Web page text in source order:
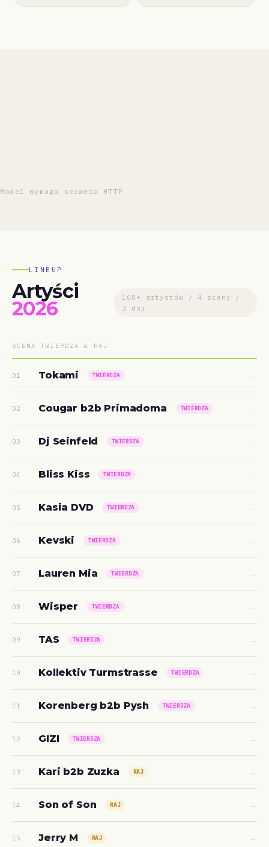
Model wymaga serwera HTTP
LINEUP
Artyści
2026
100+ artystów / 4 sceny /
3 dni
SCENA TWIERDZA & RAJ
01 Tokami TWIERDZA →
02 Cougar b2b Primadoma TWIERDZA →
03 Dj Seinfeld TWIERDZA →
04 Bliss Kiss TWIERDZA →
05 Kasia DVD TWIERDZA →
06 Kevski TWIERDZA →
07 Lauren Mia TWIERDZA →
08 Wisper TWIERDZA →
09 TAS TWIERDZA →
10 Kollektiv Turmstrasse TWIERDZA →
11 Korenberg b2b Pysh TWIERDZA →
12 GIZI TWIERDZA →
13 Kari b2b Zuzka RAJ →
14 Son of Son RAJ →
15 Jerry M RAJ →